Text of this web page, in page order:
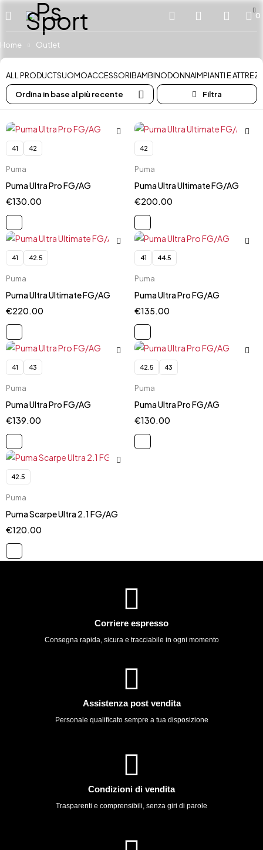
0
Home Outlet
ALL PRODUCTSUOMOACCESSORIBAMBINODONNAIMPIANTI E
Ordina in base al più recente
41 42
Puma
Puma Ultra Pro FG/AG
€130.00
42
Puma
Puma Ultra Ultimate FG/AG
€200.00
41 42.5
Puma
Puma Ultra Ultimate FG/AG
€220.00
41 44.5
Puma
Puma Ultra Pro FG/AG
€135.00
41 43
Puma
Puma Ultra Pro FG/AG
€139.00
42.5 43
Puma
Puma Ultra Pro FG/AG
€130.00
42.5
Puma
Puma Scarpe Ultra 2.1 FG/AG
€120.00
Corriere espresso
Consegna rapida, sicura e tracciabile in ogni momento
Assistenza post vendita
Personale qualificato sempre a tua disposizione
Condizioni di vendita
Trasparenti e comprensibili, senza giri di parole